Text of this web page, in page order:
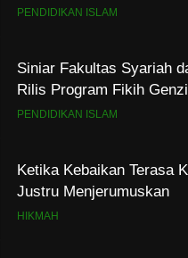
PENDIDIKAN ISLAM
Ketika Kebaikan Terasa
Justru Menjerumuskan
HIKMAH
Pernah Galau? Ini Jalan